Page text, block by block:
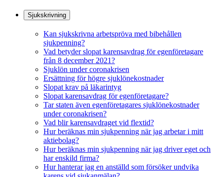
Sjukskrivning
Kan sjukskrivna arbetspröva med bibehållen
sjukpenning?
Vad betyder slopat karensavdrag för egenföretagare
från 8 december 2021?
Sjuklön under coronakrisen
Ersättning för högre sjuklönekostnader
Slopat krav på läkarintyg
Slopat karensavdrag för egenföretagare?
Tar staten även egenföretagares sjuklönekostnader
under coronakrisen?
Vad blir karensavdraget vid flextid?
Hur beräknas min sjukpenning när jag arbetar i mitt
aktiebolag?
Hur beräknas min sjukpenning när jag driver eget och
har enskild firma?
Hur hanterar jag en anställd som försöker undvika